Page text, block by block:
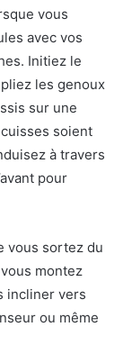
vous
avec vos
Initiez le
les genoux
sur une
soient
à travers
pour
vous sortez du
montez
incliner vers
ou même